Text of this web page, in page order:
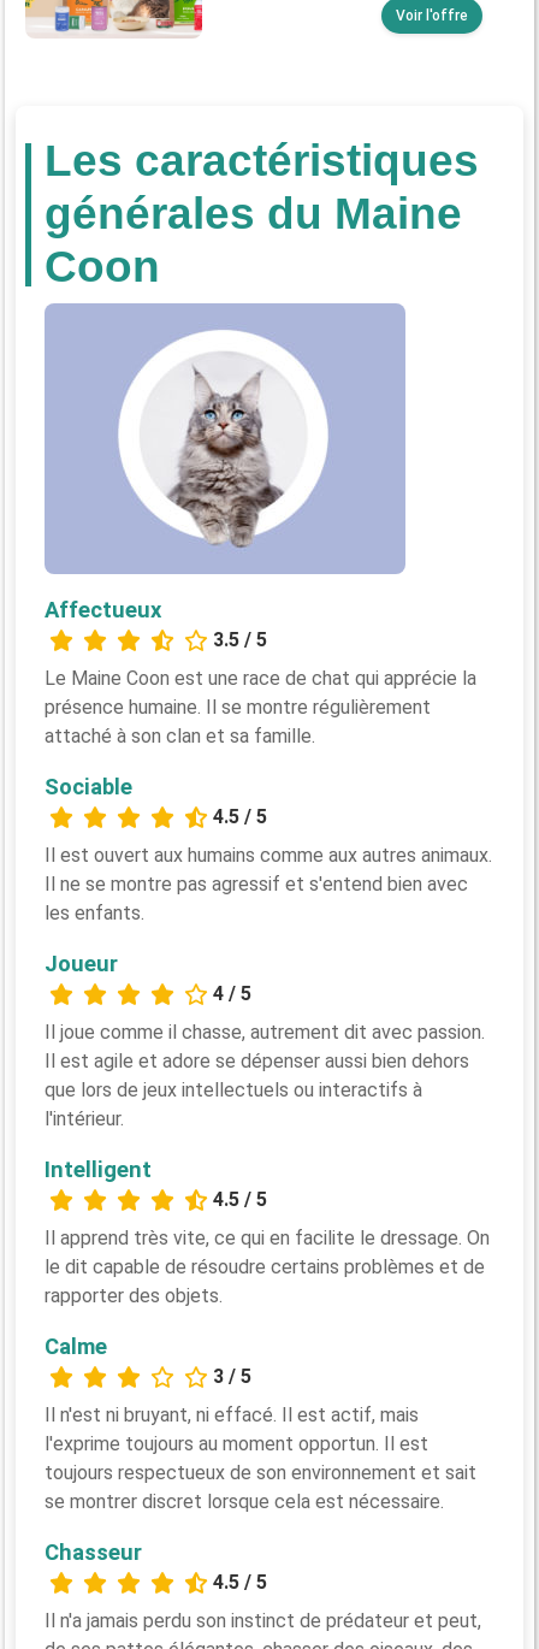
Voir l'offre
Les caractéristiques
générales du Maine
Coon
Affectueux
3.5 / 5
Le Maine Coon est une race de chat qui apprécie la
présence humaine. Il se montre régulièrement
attaché à son clan et sa famille.
Sociable
4.5 / 5
Il est ouvert aux humains comme aux autres animaux.
Il ne se montre pas agressif et s'entend bien avec
les enfants.
Joueur
4 / 5
Il joue comme il chasse, autrement dit avec passion.
Il est agile et adore se dépenser aussi bien dehors
que lors de jeux intellectuels ou interactifs à
l'intérieur.
Intelligent
4.5 / 5
Il apprend très vite, ce qui en facilite le dressage. On
le dit capable de résoudre certains problèmes et de
rapporter des objets.
Calme
3 / 5
Il n'est ni bruyant, ni effacé. Il est actif, mais
l'exprime toujours au moment opportun. Il est
toujours respectueux de son environnement et sait
se montrer discret lorsque cela est nécessaire.
Chasseur
4.5 / 5
Il n'a jamais perdu son instinct de prédateur et peut,